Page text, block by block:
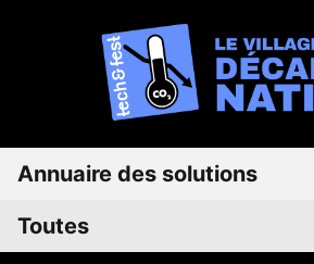
Annuaire des solutions
Toutes